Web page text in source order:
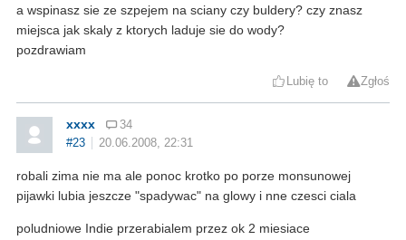
a wspinasz sie ze szpejem na sciany czy buldery? czy znasz
miejsca jak skaly z ktorych laduje sie do wody?
pozdrawiam
Lubię to Zgłoś
xxxx
34
#23
20.06.2008, 22:31
robali zima nie ma ale ponoc krotko po porze monsunowej
pijawki lubia jeszcze "spadywac" na glowy i nne czesci ciala
poludniowe Indie przerabialem przez ok 2 miesiace